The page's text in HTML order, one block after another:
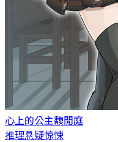
心上的公主馥閒庭
推理悬疑惊悚